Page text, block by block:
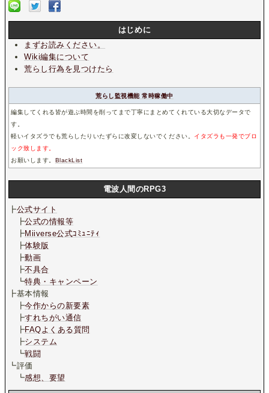
はじめに
まずお読みください。
Wiki編集について
荒らし行為を見つけたら
荒らし監視機能 常時稼働中
編集してくれる皆が遊ぶ時間を削ってまで丁寧にまとめてくれている大切なデータで
す。
軽いイタズラでも荒らしたりいたずらに改変しないでください。 イタズラも一発でブロ
ック致します。
お願いします。 BlackList
電波人間のRPG3
┣公式サイト
┣公式の情報等
┣Miiverse公式ｺﾐｭﾆﾃｨ
┣体験版
┣動画
┣不具合
┗特典・キャンペーン
┣基本情報
┣今作からの新要素
┣すれちがい通信
┣FAQよくある質問
┣システム
┗戦闘
┗評価
┗感想、要望